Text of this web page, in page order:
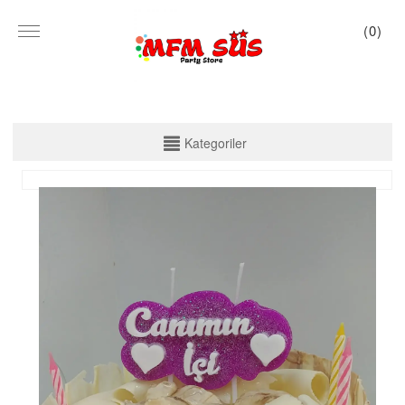
(0)
ZARF VARAKLI BANNER
KALİGRAFİ BANNER
MISIR KUTU
Kategoriler